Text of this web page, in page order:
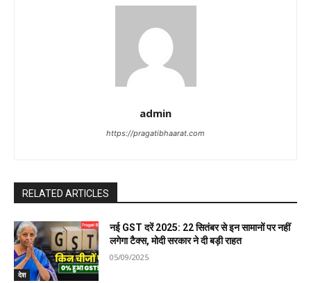
admin
https://pragatibhaarat.com
RELATED ARTICLES
देश
नई GST दरें 2025: 22 सितंबर से इन सामानों पर नहीं
लगेगा टैक्स, मोदी सरकार ने दी बड़ी राहत
05/09/2025